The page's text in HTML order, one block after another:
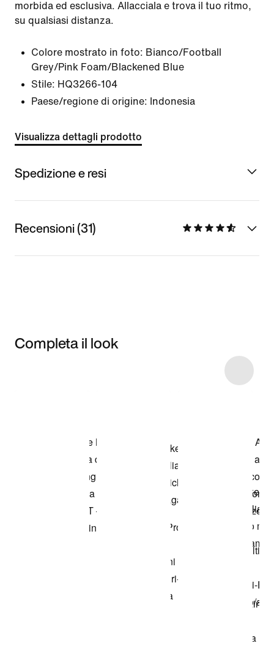
morbida ed esclusiva. Allacciala e trova il tuo ritmo,
su qualsiasi distanza.
Colore mostrato in foto: Bianco/Football
Grey/Pink Foam/Blackened Blue
Stile: HQ3266-104
Paese/regione di origine: Indonesia
Visualizza dettagli prodotto
Spedizione e resi
Recensioni (31)
Completa il look